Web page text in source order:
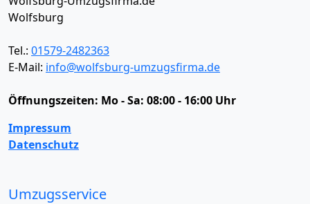
Wolfsburg
Tel.: 01579-2482363
E-Mail: info@wolfsburg-umzugsfirma.de
Öffnungszeiten: Mo - Sa: 08:00 - 16:00 Uhr
Impressum
Datenschutz
Umzugsservice